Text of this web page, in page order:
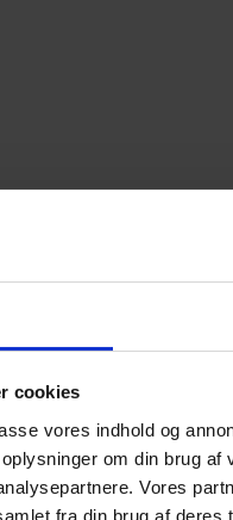
cookies
vores indhold og
om din brug
Vores
fra din brug af deres